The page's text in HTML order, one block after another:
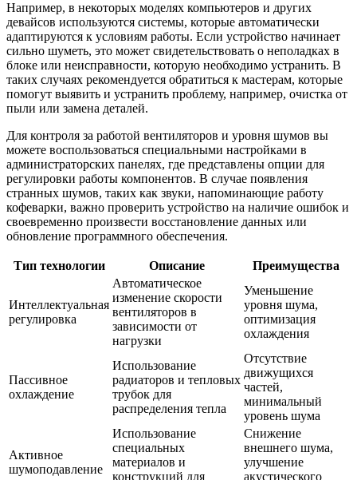
Например, в некоторых моделях компьютеров и других
девайсов используются системы, которые автоматически
адаптируются к условиям работы. Если устройство начинает
сильно шуметь, это может свидетельствовать о неполадках в
блоке или неисправности, которую необходимо устранить. В
таких случаях рекомендуется обратиться к мастерам, которые
помогут выявить и устранить проблему, например, очистка от
пыли или замена деталей.
Для контроля за работой вентиляторов и уровня шумов вы
можете воспользоваться специальными настройками в
администраторских панелях, где представлены опции для
регулировки работы компонентов. В случае появления
странных шумов, таких как звуки, напоминающие работу
кофеварки, важно проверить устройство на наличие ошибок и
своевременно произвести восстановление данных или
обновление программного обеспечения.
Тип технологии Описание Преимущества
Интеллектуальная
регулировка
Автоматическое
изменение скорости
вентиляторов в
зависимости от
нагрузки
Уменьшение
уровня шума,
оптимизация
охлаждения
Пассивное
охлаждение
Использование
радиаторов и тепловых
трубок для
распределения тепла
Отсутствие
движущихся
частей,
минимальный
уровень шума
Активное
шумоподавление
Использование
специальных
материалов и
конструкций для
Снижение
внешнего шума,
улучшение
акустического